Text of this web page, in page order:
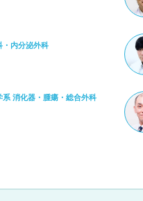
・内分泌外科
消化器・腫瘍・総合外科